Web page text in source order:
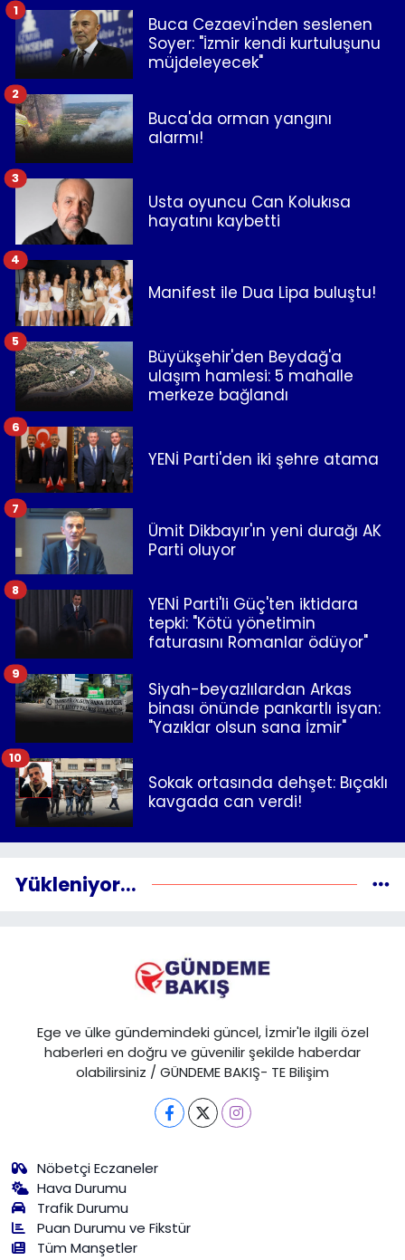
Buca Cezaevi'nden seslenen
Soyer: "İzmir kendi kurtuluşunu
müjdeleyecek"
1
Buca'da orman yangını
alarmı!
2
Usta oyuncu Can Kolukısa
hayatını kaybetti
3
Manifest ile Dua Lipa buluştu!
4
Büyükşehir'den Beydağ'a
ulaşım hamlesi: 5 mahalle
merkeze bağlandı
5
YENİ Parti'den iki şehre atama
6
Ümit Dikbayır'ın yeni durağı AK
Parti oluyor
7
YENİ Parti'li Güç'ten iktidara
tepki: "Kötü yönetimin
faturasını Romanlar ödüyor"
8
Siyah-beyazlılardan Arkas
binası önünde pankartlı isyan:
"Yazıklar olsun sana İzmir"
9
Sokak ortasında dehşet: Bıçaklı
kavgada can verdi!
10
Yükleniyor...
Ege ve ülke gündemindeki güncel, İzmir'le ilgili özel
haberleri en doğru ve güvenilir şekilde haberdar
olabilirsiniz / GÜNDEME BAKIŞ- TE Bilişim
Nöbetçi Eczaneler
Hava Durumu
Trafik Durumu
Puan Durumu ve Fikstür
Tüm Manşetler